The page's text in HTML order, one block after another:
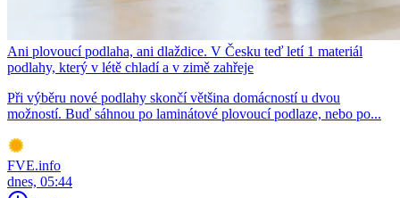
Ani plovoucí podlaha, ani dlaždice. V Česku teď letí 1 materiál
podlahy, který v létě chladí a v zimě zahřeje
Při výběru nové podlahy skončí většina domácností u dvou
možností. Buď sáhnou po laminátové plovoucí podlaze, nebo po...
FVE.info
dnes, 05:44